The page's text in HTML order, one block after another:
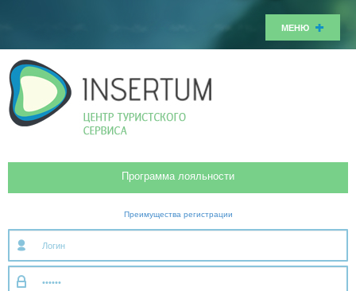
МЕНЮ
Программа лояльности
Преимущества регистрации